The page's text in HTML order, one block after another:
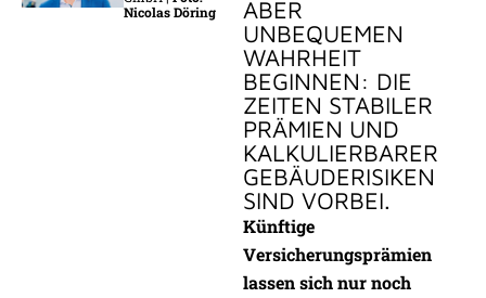
Nicolas Döring
ABER
UNBEQUEMEN
WAHRHEIT
BEGINNEN: DIE
ZEITEN STABILER
PRÄMIEN UND
KALKULIERBARER
GEBÄUDERISIKEN
SIND VORBEI.
Künftige
Versicherungsprämien
lassen sich nur noch